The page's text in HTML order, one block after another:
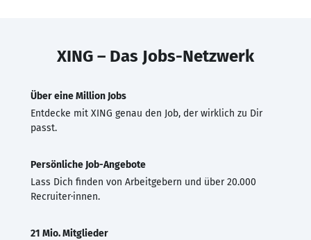
XING – Das Jobs-Netzwerk
Über eine Million Jobs
Entdecke mit XING genau den Job, der wirklich zu Dir
passt.
Persönliche Job-Angebote
Lass Dich finden von Arbeitgebern und über 20.000
Recruiter·innen.
21 Mio. Mitglieder